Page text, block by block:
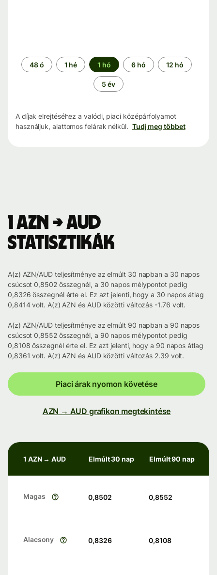
Időszak
48 ó 1 hé 1 hó 6 hó 12 hó
5 év
A díjak elrejtéséhez a valódi, piaci középárfolyamot
használjuk, alattomos felárak nélkül. Tudj meg többet
1 AZN → AUD
statisztikák
A(z) AZN/AUD teljesítménye az elmúlt 30 napban a 30 napos
csúcsot 0,8502 összegnél, a 30 napos mélypontot pedig
0,8326 összegnél érte el. Ez azt jelenti, hogy a 30 napos átlag
0,8414 volt. A(z) AZN és AUD közötti változás -1.76 volt.
A(z) AZN/AUD teljesítménye az elmúlt 90 napban a 90 napos
csúcsot 0,8552 összegnél, a 90 napos mélypontot pedig
0,8108 összegnél érte el. Ez azt jelenti, hogy a 90 napos átlag
0,8361 volt. A(z) AZN és AUD közötti változás 2.39 volt.
Piaci árak nyomon követése
AZN → AUD grafikon megtekintése
1 AZN → AUD Elmúlt 30 nap Elmúlt 90 nap
Magas 0,8502 0,8552
Alacsony 0,8326 0,8108